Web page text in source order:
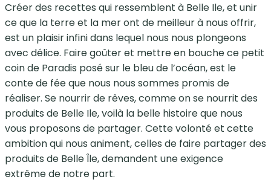
Créer des recettes qui ressemblent à Belle Ile, et unir
ce que la terre et la mer ont de meilleur à nous offrir,
est un plaisir infini dans lequel nous nous plongeons
avec délice. Faire goûter et mettre en bouche ce petit
coin de Paradis posé sur le bleu de l’océan, est le
conte de fée que nous nous sommes promis de
réaliser. Se nourrir de rêves, comme on se nourrit des
produits de Belle Ile, voilà la belle histoire que nous
vous proposons de partager. Cette volonté et cette
ambition qui nous animent, celles de faire partager des
produits de Belle Île, demandent une exigence
extrême de notre part.